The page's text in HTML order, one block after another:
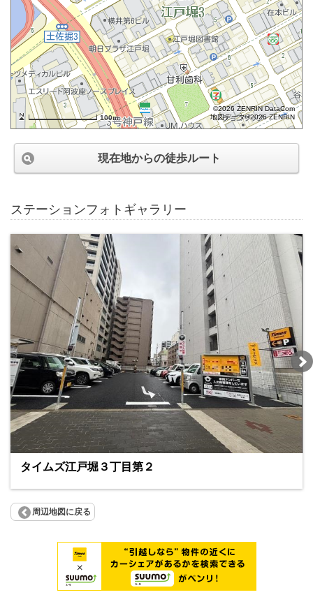
100m
©2026 ZENRIN DataCom
地図データ©2026 ZENRIN
現在地からの徒歩ルート
ステーションフォトギャラリー
タイムズ江戸堀３丁目第２
周辺地図に戻る